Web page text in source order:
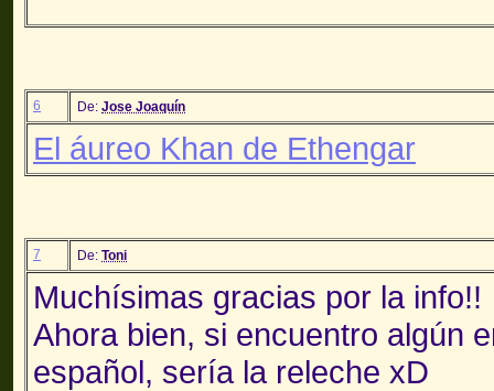
6 De: Jose Joaquín
El áureo Khan de Ethengar
7 De: Toni
Muchísimas gracias por la info!!
Ahora bien, si encuentro algún
español, sería la releche xD